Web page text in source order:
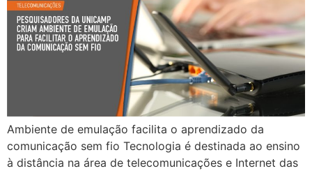
Ambiente de emulação facilita o aprendizado da
comunicação sem fio Tecnologia é destinada ao ensino
à distância na área de telecomunicações e Internet das